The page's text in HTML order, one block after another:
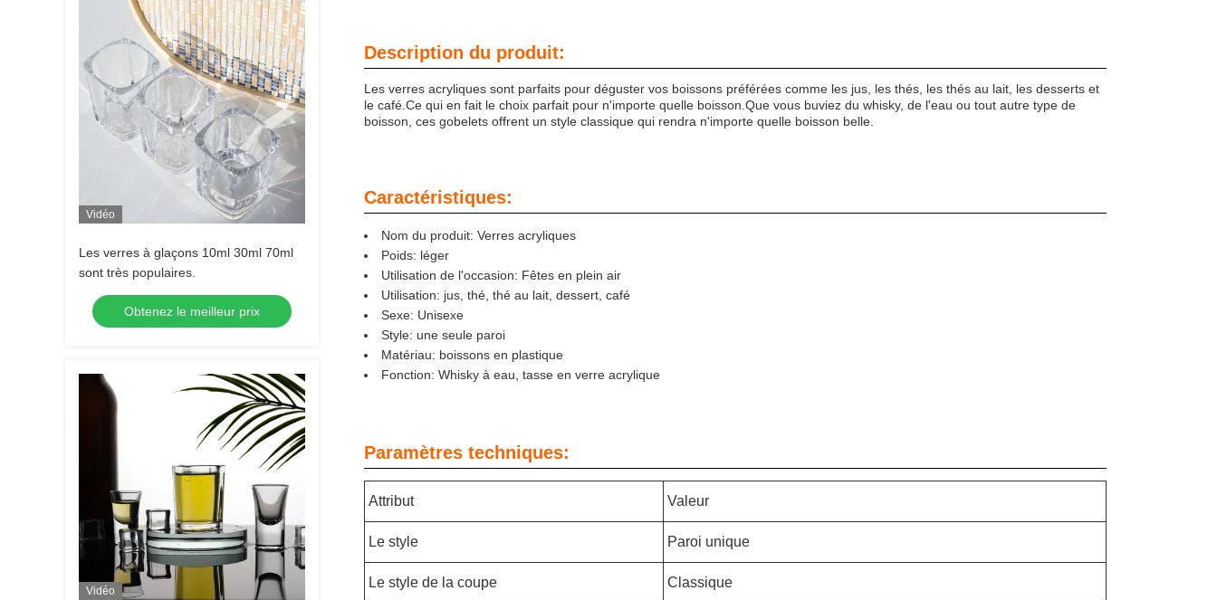
Vidéo
Les verres à glaçons 10ml 30ml 70ml
sont très populaires.
Obtenez le meilleur prix
Vidéo
Description du produit:
Les verres acryliques sont parfaits pour déguster vos boissons préférées comme les jus, les thés, les thés au lait, les desserts et
le café.Ce qui en fait le choix parfait pour n'importe quelle boisson.Que vous buviez du whisky, de l'eau ou tout autre type de
boisson, ces gobelets offrent un style classique qui rendra n'importe quelle boisson belle.
Caractéristiques:
Nom du produit: Verres acryliques
Poids: léger
Utilisation de l'occasion: Fêtes en plein air
Utilisation: jus, thé, thé au lait, dessert, café
Sexe: Unisexe
Style: une seule paroi
Matériau: boissons en plastique
Fonction: Whisky à eau, tasse en verre acrylique
Paramètres techniques:
Attribut Valeur
Le style Paroi unique
Le style de la coupe Classique